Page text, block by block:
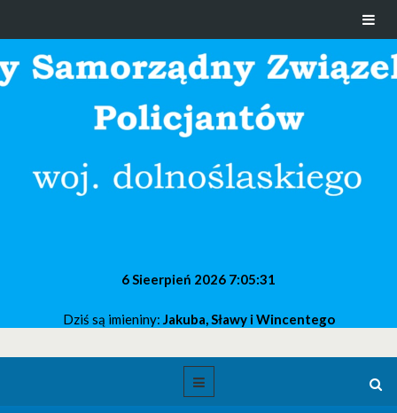
6 Sieerpień 2026 7:05:32
Dziś są imieniny: Jakuba, Sławy i Wincentego